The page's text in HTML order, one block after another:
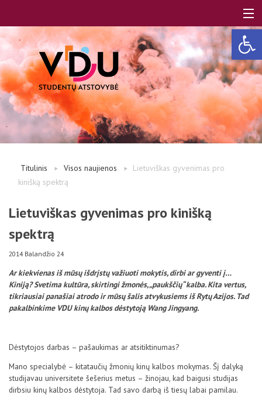
LT
Studentams
Studentų atstovai
D.U.K
Kontaktai
Titulinis Visos naujienos
Lietuviškas gyvenimas pro
kinišką spektrą
Lietuviškas gyvenimas pro kinišką
spektrą
2014 Balandžio 24
Ar kiekvienas iš mūsų išdrįstų važiuoti mokytis, dirbi ar gyventi į…
Kiniją? Svetima kultūra, skirtingi žmonės, „paukščių“ kalba. Kita vertus,
tikriausiai panašiai atrodo ir mūsų šalis atvykusiems iš Rytų Azijos. Tad
pakalbinkime VDU kinų kalbos dėstytoją Wang Jingyang.
Dėstytojos darbas – pašaukimas ar atsitiktinumas?
Mano specialybė – kitataučių žmonių kinų kalbos mokymas. Šį dalyką
studijavau universitete šešerius metus – žinojau, kad baigusi studijas
dirbsiu kinų kalbos dėstytoja. Tad savo darbą iš tiesų labai pamilau.